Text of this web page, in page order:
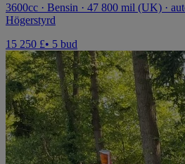
3600cc · Bensin · 47 800 mil (UK) ·
Högerstyrd
15 250 £• 5 bud